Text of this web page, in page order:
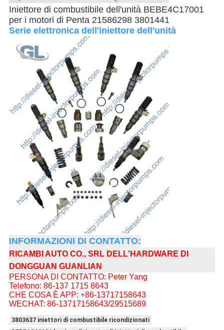
Iniettore di combustibile dell'unità BEBE4C17001
per i motori di Penta 21586298 3801441
Serie elettronica dell'iniettore dell'unità
INFORMAZIONI DI CONTATTO:
RICAMBI AUTO CO., SRL DELL'HARDWARE DI
DONGGUAN GUANLIAN
PERSONA DI CONTATTO: Peter Yang
Telefono: 86-137 1715 8643
CHE COSA È APP: +86-13717158643
WECHAT: 86-13717158643/29515689
3803637 iniettori di combustibile ricondizionati